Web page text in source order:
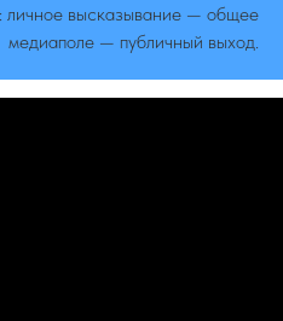
личное высказывание — общее
медиаполе — публичный выход.